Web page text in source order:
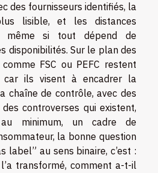
des fournisseurs identifiés, la
lisible, et les distances
même si tout dépend de
disponibilités. Sur le plan des
FSC ou PEFC restent
car ils visent à encadrer la
chaîne de contrôle, avec des
des controverses qui existent,
minimum, un cadre de
la bonne question
label” au sens binaire, c’est :
transformé, comment a-t-il